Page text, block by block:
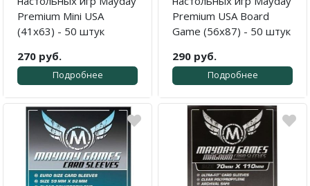
Premium Mini USA
(41x63) - 50 штук
270 руб.
Подробнее
Premium USA Board
Game (56x87) - 50 штук
290 руб.
Подробнее